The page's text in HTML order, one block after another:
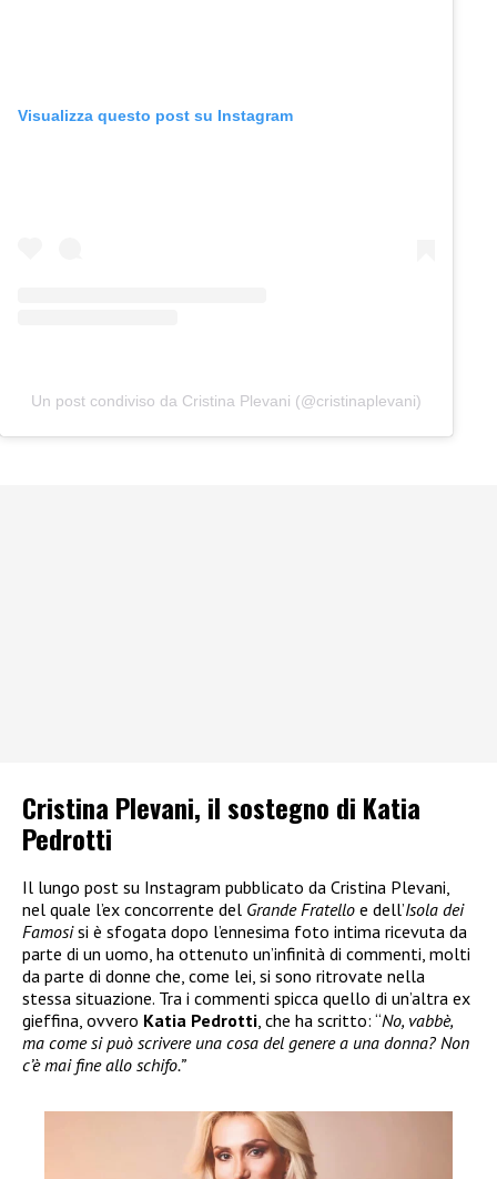
Visualizza questo post su Instagram
Un post condiviso da Cristina Plevani (@cristinaplevani)
Cristina Plevani, il sostegno di Katia
Pedrotti
Il lungo post su Instagram pubblicato da Cristina Plevani,
nel quale l’ex concorrente del Grande Fratello e dell’Isola dei
Famosisi è sfogata dopo l’ennesima foto intima ricevuta da
parte di un uomo, ha ottenuto un’infinità di commenti, molti
da parte di donne che, come lei, si sono ritrovate nella
stessa situazione. Tra i commenti spicca quello di un’altra ex
gieffina, ovvero Katia Pedrotti, che ha scritto: “No, vabbè,
ma come si può scrivere una cosa del genere a una donna? Non
c’è mai fine allo schifo.”